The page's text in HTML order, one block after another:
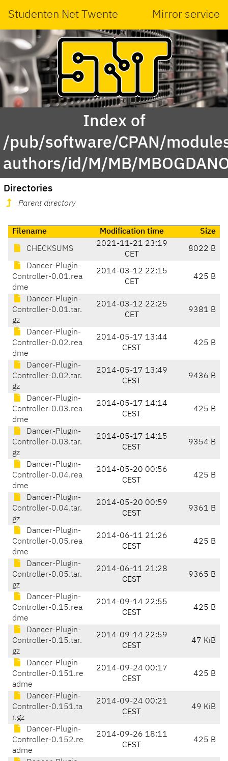
Studenten Net Twente Mirror service
Index of
/pub/software/CPAN/
authors/id/M/MB/
Directories
Parent directory
Filename Modification time Size
CHECKSUMS
2021-11-21 23:19
CET
8022 B
Dancer-Plugin-
Controller-0.01.rea
dme
2014-03-12 22:15
CET
425 B
Dancer-Plugin-
Controller-0.01.tar.
gz
2014-03-12 22:25
CET
9381 B
Dancer-Plugin-
Controller-0.02.rea
dme
2014-05-17 13:44
CEST
425 B
Dancer-Plugin-
Controller-0.02.tar.
gz
2014-05-17 13:49
CEST
9436 B
Dancer-Plugin-
Controller-0.03.rea
dme
2014-05-17 14:14
CEST
425 B
Dancer-Plugin-
Controller-0.03.tar.
gz
2014-05-17 14:15
CEST
9354 B
Dancer-Plugin-
Controller-0.04.rea
dme
2014-05-20 00:56
CEST
425 B
Dancer-Plugin-
Controller-0.04.tar.
gz
2014-05-20 00:59
CEST
9361 B
Dancer-Plugin-
Controller-0.05.rea
dme
2014-06-11 21:26
CEST
425 B
Dancer-Plugin-
Controller-0.05.tar.
gz
2014-06-11 21:28
CEST
9365 B
Dancer-Plugin-
Controller-0.15.rea
dme
2014-09-14 22:55
CEST
425 B
Dancer-Plugin-
Controller-0.15.tar.
gz
2014-09-14 22:59
CEST
47 KiB
Dancer-Plugin-
Controller-0.151.re
adme
2014-09-24 00:17
CEST
425 B
Dancer-Plugin-
Controller-0.151.ta
r.gz
2014-09-24 00:21
CEST
49 KiB
Dancer-Plugin-
Controller-0.152.re
adme
2014-09-26 18:11
CEST
425 B